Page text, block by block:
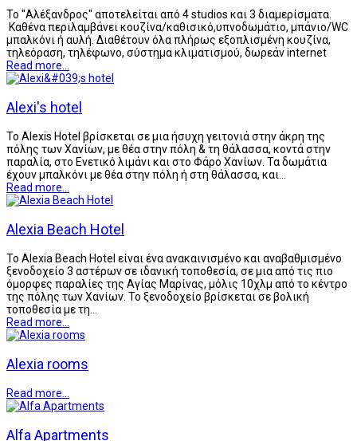
Το "Αλέξανδρος" αποτελείται από 4 studios και 3 διαμερίσματα.
Καθένα περιλαμβάνει κουζίνα/καθισικό,υπνοδωμάτιο, μπάνιο/WC
μπαλκόνι ή αυλή. Διαθέτουν όλα πλήρως εξοπλισμένη κουζίνα,
τηλεόραση, τηλέφωνο, σύστημα κλιματισμού, δωρεάν internet
Read more...
Alexi's hotel
Το Alexis Hotel βρίσκεται σε μια ήσυχη γειτονιά στην άκρη της
πόλης των Χανίων, με θέα στην πόλη & τη θάλασσα, κοντά στην
παραλία, στο Ενετικό λιμάνι και στο Φάρο Χανίων. Τα δωμάτια
έχουν μπαλκόνι με θέα στην πόλη ή στη θάλασσα, και…
Read more...
Alexia Beach Hotel
To Alexia Beach Hotel είναι ένα ανακαινισμένο και αναβαθμισμένο
ξενοδοχείο 3 αστέρων σε ιδανική τοποθεσία, σε μια από τις πιο
όμορφες παραλίες της Αγίας Μαρίνας, μόλις 10χλμ από το κέντρο
της πόλης των Χανίων. Το ξενοδοχείο βρίσκεται σε βολική
τοποθεσία με τη…
Read more...
Alexia rooms
Read more...
Alfa Apartments